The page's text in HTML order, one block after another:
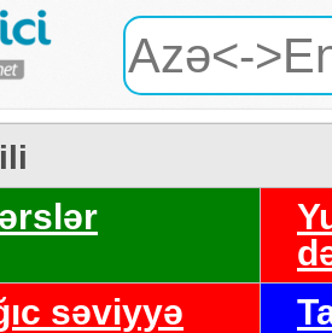
səviyyə